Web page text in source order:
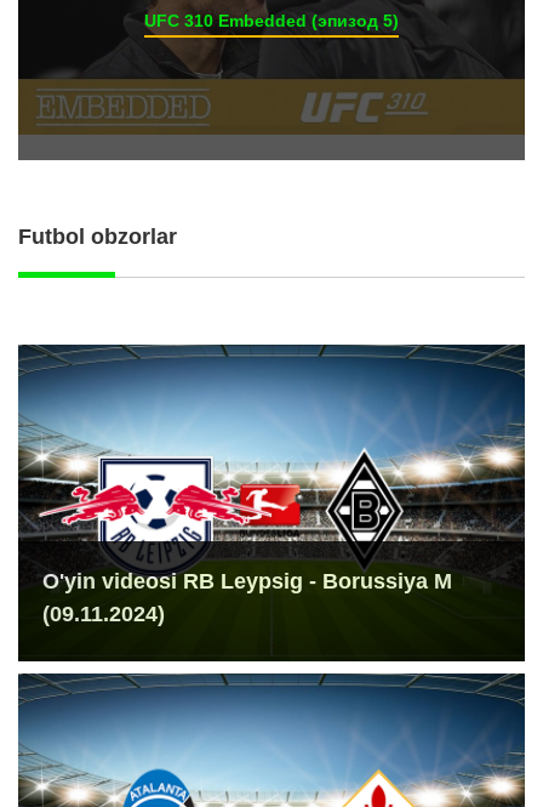
UFC 310 Embedded (эпизод 5)
Futbol obzorlar
O'yin videosi RB Leypsig - Borussiya M
(09.11.2024)